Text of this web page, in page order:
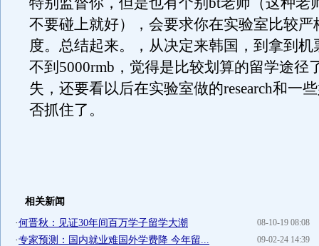
不要碰上就好），会要求你在实验室比较严
度。总结起来。，从决定来韩国，到拿到机
不到5000rmb，觉得是比较划算的留学途径
失，还要看以后在实验室做的research和一
否抓住了。
相关新闻
08-10-19 08:08
·何晋秋：见证30年间百万学子留学大潮
09-02-24 14:39
·专家预测：国内就业难国外学费降 今年留...